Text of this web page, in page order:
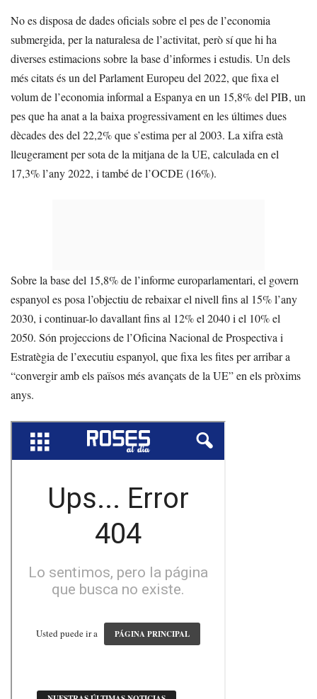
No es disposa de dades oficials sobre el pes de l’economia
submergida, per la naturalesa de l’activitat, però sí que hi ha
diverses estimacions sobre la base d’informes i estudis. Un dels
més citats és un del Parlament Europeu del 2022, que fixa el
volum de l’economia informal a Espanya en un 15,8% del PIB, un
pes que ha anat a la baixa progressivament en les últimes dues
dècades des del 22,2% que s’estima per al 2003. La xifra està
lleugerament per sota de la mitjana de la UE, calculada en el
17,3% l’any 2022, i també de l’OCDE (16%).
Sobre la base del 15,8% de l’informe europarlamentari, el govern
espanyol es posa l’objectiu de rebaixar el nivell fins al 15% l’any
2030, i continuar-lo davallant fins al 12% el 2040 i el 10% el
2050. Són projeccions de l’Oficina Nacional de Prospectiva i
Estratègia de l’executiu espanyol, que fixa les fites per arribar a
“convergir amb els països més avançats de la UE” en els pròxims
anys.